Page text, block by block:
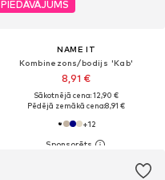
PIEDĀVĀJUMS
NAME IT
Kombinezons/bodijs 'Kab'
8,91 €
Sākotnējā cena: 12,90 €
Pēdējā zemākā cena:8,91 €
+12